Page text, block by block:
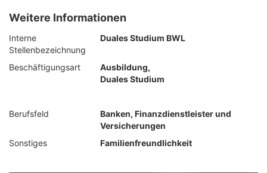
Weitere Informationen
Interne
Stellenbezeichnung
Duales Studium BWL
Beschäftigungsart
Ausbildung,
Duales Studium
Berufsfeld
Banken, Finanzdienstleister und
Versicherungen
Sonstiges
Familienfreundlichkeit